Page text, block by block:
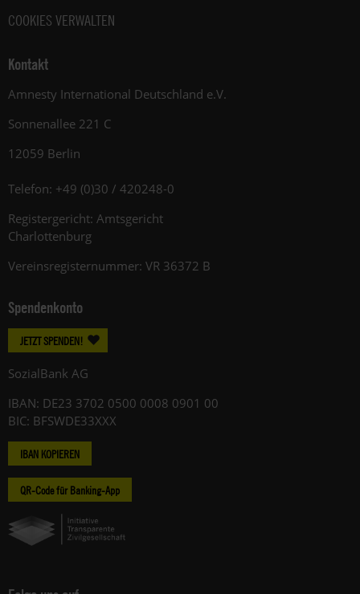
COOKIES VERWALTEN
Kontakt
Amnesty International Deutschland e.V.
Sonnenallee 221 C
12059 Berlin
Telefon: +49 (0)30 / 420248-0
Registergericht: Amtsgericht
Charlottenburg
Vereinsregisternummer: VR 36372 B
Spendenkonto
JETZT SPENDEN!
SozialBank AG
IBAN: DE23 3702 0500 0008 0901 00
BIC: BFSWDE33XXX
IBAN KOPIEREN
QR-Code für Banking-App